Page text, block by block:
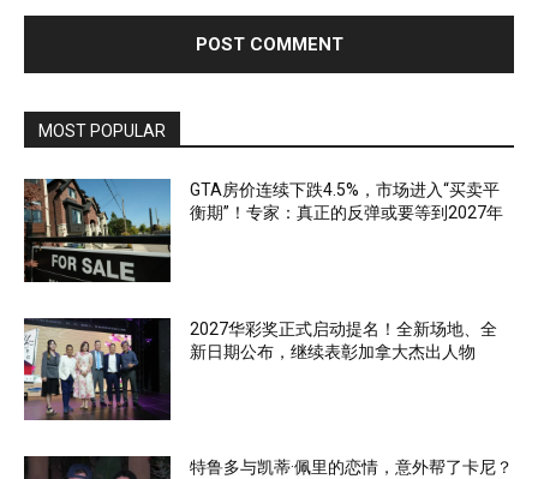
MOST POPULAR
GTA房价连续下跌4.5%，市场进入“买卖平
衡期”！专家：真正的反弹或要等到2027年
2027华彩奖正式启动提名！全新场地、全
新日期公布，继续表彰加拿大杰出人物
特鲁多与凯蒂·佩里的恋情，意外帮了卡尼？